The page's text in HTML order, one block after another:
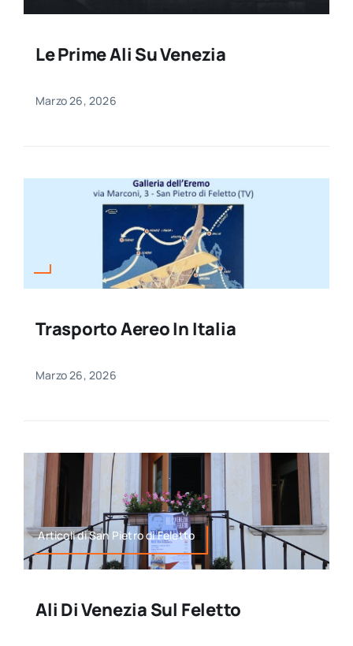
Le Prime Ali Su Venezia
Marzo 26, 2026
Trasporto Aereo In Italia
Marzo 26, 2026
Articoli di San Pietro di Feletto
Ali Di Venezia Sul Feletto